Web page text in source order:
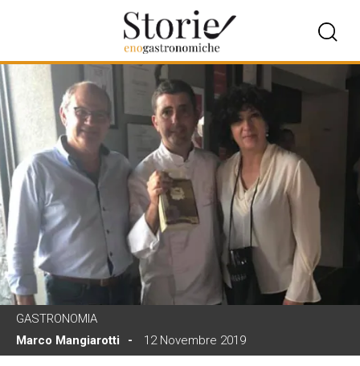
GASTRONOMIA
Marco Mangiarotti
12 Novembre 2019